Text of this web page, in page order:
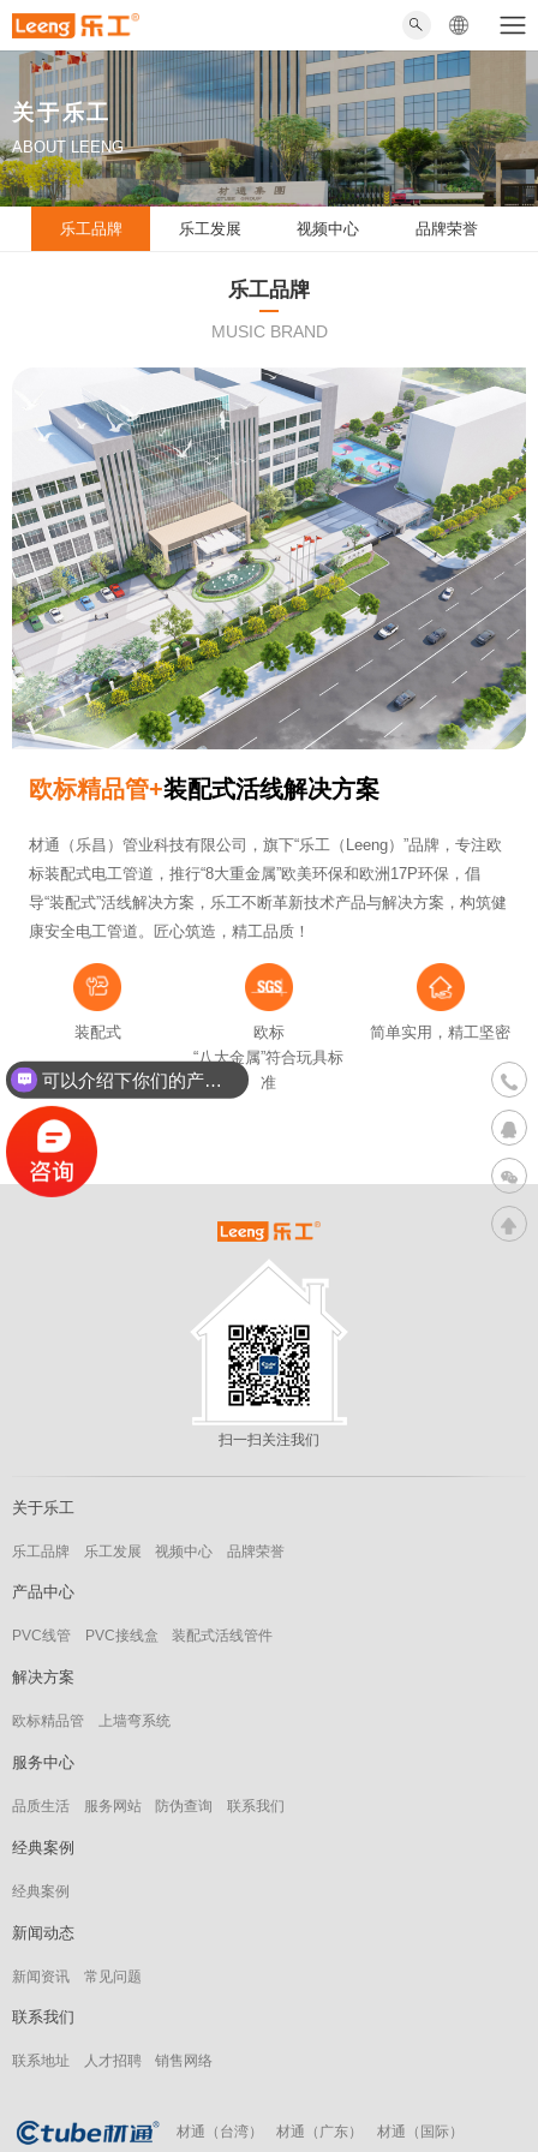
关于乐工
ABOUT LEENG
乐工品牌 乐工发展 视频中心 品牌荣誉
乐工品牌
MUSIC BRAND
欧标精品管+装配式活线解决方案
材通（乐昌）管业科技有限公司，旗下“乐工（Leeng）”品牌，专注欧
标装配式电工管道，推行“8大重金属”欧美环保和欧洲17P环保，倡
导“装配式”活线解决方案，乐工不断革新技术产品与解决方案，构筑健
康安全电工管道。匠心筑造，精工品质！
装配式
欧标
“八大金属”符合玩具标
准
简单实用，精工坚密
联
扫一扫关注我们
关于乐工
乐工品牌 乐工发展 视频中心 品牌荣誉
产品中心
PVC线管 PVC接线盒 装配式活线管件
解决方案
欧标精品管 上墙弯系统
服务中心
品质生活 服务网站 防伪查询 联系我们
经典案例
经典案例
新闻动态
新闻资讯 常见问题
联系我们
联系地址 人才招聘 销售网络
材通（台湾） 材通（广东） 材通（国际）